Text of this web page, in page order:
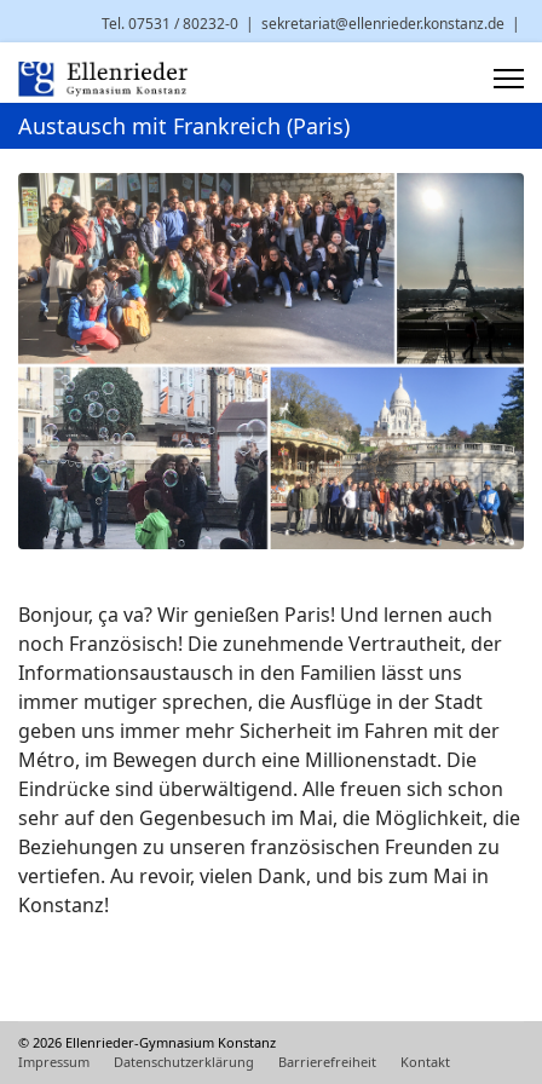
Tel. 07531 / 80232-0 | sekretariat@ellenrieder.konstanz.de |
Brauneggerstr. 29 | 78462 Konstanz
Austausch mit Frankreich (Paris)
Bonjour, ça va? Wir genießen Paris! Und lernen auch
noch Französisch! Die zunehmende Vertrautheit, der
Informationsaustausch in den Familien lässt uns
immer mutiger sprechen, die Ausflüge in der Stadt
geben uns immer mehr Sicherheit im Fahren mit der
Métro, im Bewegen durch eine Millionenstadt. Die
Eindrücke sind überwältigend. Alle freuen sich schon
sehr auf den Gegenbesuch im Mai, die Möglichkeit, die
Beziehungen zu unseren französischen Freunden zu
vertiefen. Au revoir, vielen Dank, und bis zum Mai in
Konstanz!
© 2026 Ellenrieder-Gymnasium Konstanz
Impressum
Datenschutzerklärung Barrierefreiheit Kontakt